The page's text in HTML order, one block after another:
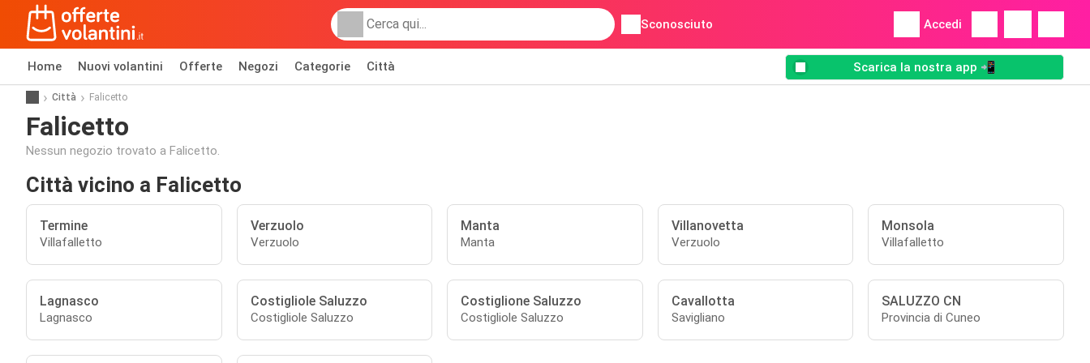
Sconosciuto Accedi
Home Nuovi volantini Offerte Negozi Categorie Città Scarica la nostra app 📲
Città Falicetto
Falicetto
Nessun negozio trovato a Falicetto.
Città vicino a Falicetto
Termine
Villafalletto
Verzuolo
Verzuolo
Manta
Manta
Villanovetta
Verzuolo
Monsola
Villafalletto
Lagnasco
Lagnasco
Costigliole Saluzzo
Costigliole Saluzzo
Costiglione Saluzzo
Costigliole Saluzzo
Cavallotta
Savigliano
SALUZZO CN
Provincia di Cuneo